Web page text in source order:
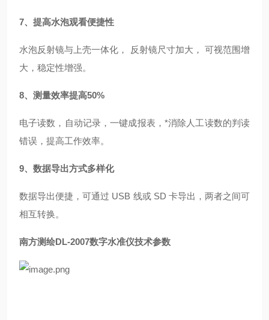
7、提高水泡观看便捷性
水泡反射镜与上壳一体化， 反射镜尺寸加大， 可视范围增
大，稳定性增强。
8、测量效率提高50%
电子读数，自动记录，一键成报表，*消除人工读数的判读
错误，提高工作效率。
9、数据导出方式多样化
数据导出便捷，可通过 USB 线或 SD 卡导出，两者之间可
相互转换。
南方测绘DL-2007数字水准仪技术参数